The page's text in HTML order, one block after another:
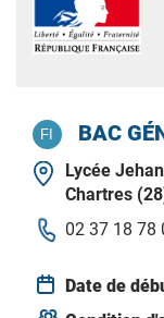
BAC
Lycée
Chartres
02 37 18 78
Date de